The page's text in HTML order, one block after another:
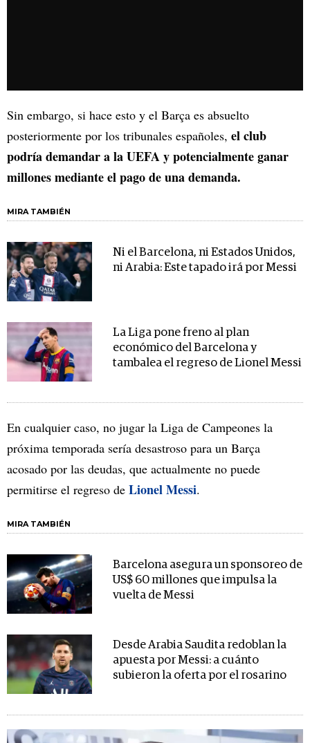
Sin embargo, si hace esto y el Barça es absuelto
posteriormente por los tribunales españoles, el club
podría demandar a la UEFA y potencialmente ganar
millones mediante el pago de una demanda.
MIRA TAMBIÉN
Ni el Barcelona, ni Estados Unidos,
ni Arabia: Este tapado irá por Messi
La Liga pone freno al plan
económico del Barcelona y
tambalea el regreso de Lionel Messi
En cualquier caso, no jugar la Liga de Campeones la
próxima temporada sería desastroso para un Barça
acosado por las deudas, que actualmente no puede
permitirse el regreso de Lionel Messi.
MIRA TAMBIÉN
Barcelona asegura un sponsoreo de
US$ 60 millones que impulsa la
vuelta de Messi
Desde Arabia Saudita redoblan la
apuesta por Messi: a cuánto
subieron la oferta por el rosarino